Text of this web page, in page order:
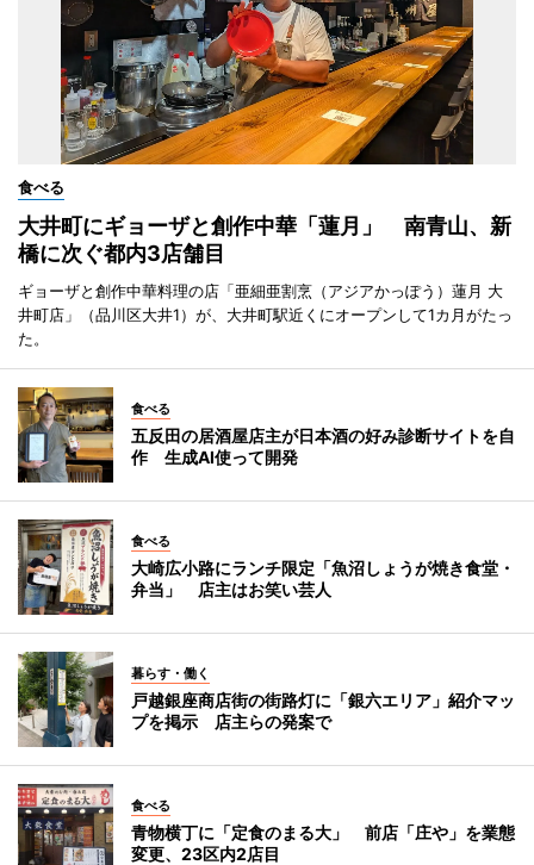
食べる
大井町にギョーザと創作中華「蓮月」 南青山、新
橋に次ぐ都内3店舗目
ギョーザと創作中華料理の店「亜細亜割烹（アジアかっぽう）蓮月 大
井町店」（品川区大井1）が、大井町駅近くにオープンして1カ月がたっ
た。
食べる
五反田の居酒屋店主が日本酒の好み診断サイトを自
作 生成AI使って開発
食べる
大崎広小路にランチ限定「魚沼しょうが焼き食堂・
弁当」 店主はお笑い芸人
暮らす・働く
戸越銀座商店街の街路灯に「銀六エリア」紹介マッ
プを掲示 店主らの発案で
食べる
青物横丁に「定食のまる大」 前店「庄や」を業態
変更、23区内2店目